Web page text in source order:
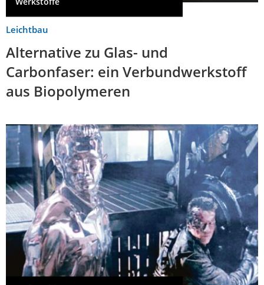
Leichtbau
Alternative zu Glas- und
Carbonfaser: ein Verbundwerkstoff
aus Biopolymeren